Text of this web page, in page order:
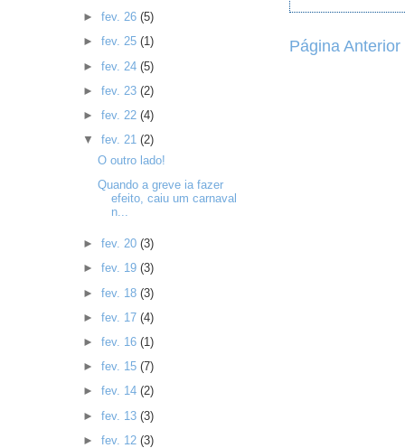
Página Anterior
► fev. 26 (5)
► fev. 25 (1)
► fev. 24 (5)
► fev. 23 (2)
► fev. 22 (4)
▼ fev. 21 (2)
O outro lado!
Quando a greve ia fazer
efeito, caiu um carnaval
n...
► fev. 20 (3)
► fev. 19 (3)
► fev. 18 (3)
► fev. 17 (4)
► fev. 16 (1)
► fev. 15 (7)
► fev. 14 (2)
► fev. 13 (3)
► fev. 12 (3)